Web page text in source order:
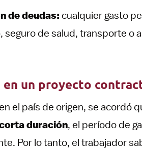
de deudas: cualquier gasto
seguro de salud, transporte o
en un proyecto
el país de origen, se acordó
duración, el período de
Por lo tanto, el trabajador